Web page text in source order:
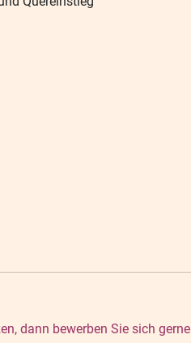
dann bewerben Sie sich gerne